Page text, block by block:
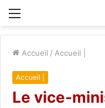
Menu
Accueil / Accueil |
Accueil |
Le vice-